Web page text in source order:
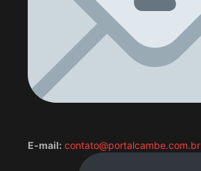
E-mail: contato@portalcambe.com.br